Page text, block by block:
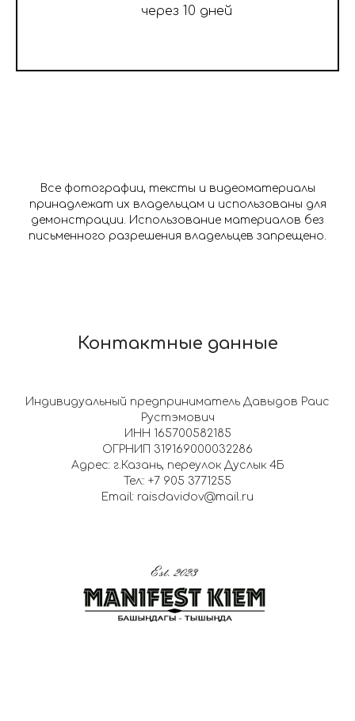
через 10 дней
Все фотографии, тексты и видеоматериалы
принадлежат их владельцам и использованы для
демонстрации. Использование материалов без
письменного разрешения владельцев запрещено.
Контактные данные
Индивидуальный предприниматель Давыдов Раис
Рустэмович
ИНН 165700582185
ОГРНИП 319169000032286
Адрес: г.Казань, переулок Дуслык 4Б
Тел:: +7 905 3771255
Email: raisdavidov@mail.ru